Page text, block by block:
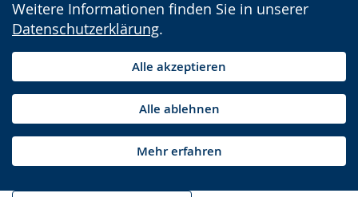
Weitere Informationen finden Sie in unserer
Datenschutzerklärung.
Alle akzeptieren
Alle ablehnen
Mehr erfahren